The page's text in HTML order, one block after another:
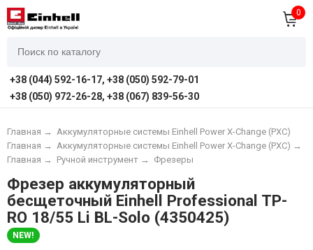
0
+38 (044) 592-16-17, +38 (050) 592-79-01
+38 (050) 972-26-28, +38 (067) 839-56-30
Главная →
Аккумуляторные системы Einhell Power X-Change (PXC)
Аккумуляторные системы Einhell Power X-Change (PXC) →
Главная →
Фрезеры
Ручной инструмент →
Главная →
Фрезер аккумуляторный
бесщеточный Einhell Professional TP-
RO 18/55 Li BL-Solo (4350425)
NEW!